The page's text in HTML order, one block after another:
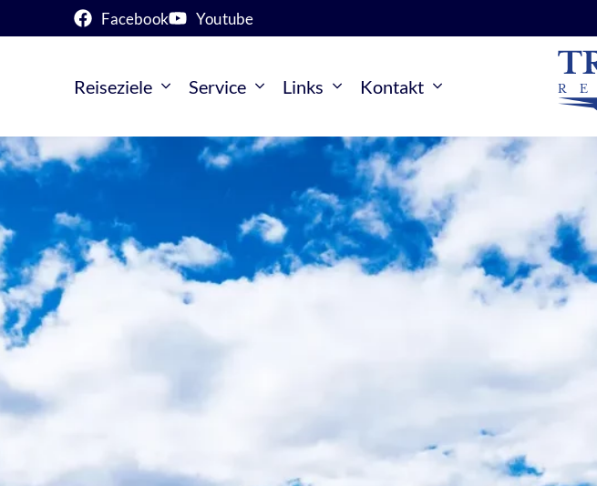
Facebook Youtube
Reiseziele Service Links Kontakt